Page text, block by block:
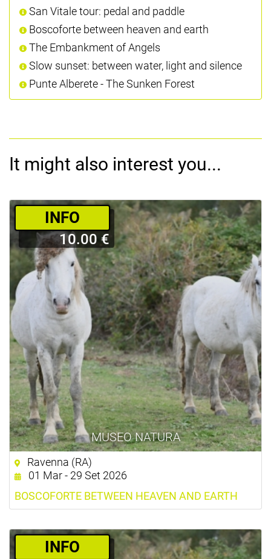
San Vitale tour: pedal and paddle
Boscoforte between heaven and earth
The Embankment of Angels
Slow sunset: between water, light and silence
Punte Alberete - The Sunken Forest
It might also interest you...
MUSEO NATURA
­INFO
10.00 €
Ravenna (RA)
01 Mar - 29 Set 2026
BOSCOFORTE BETWEEN HEAVEN AND EARTH
­INFO